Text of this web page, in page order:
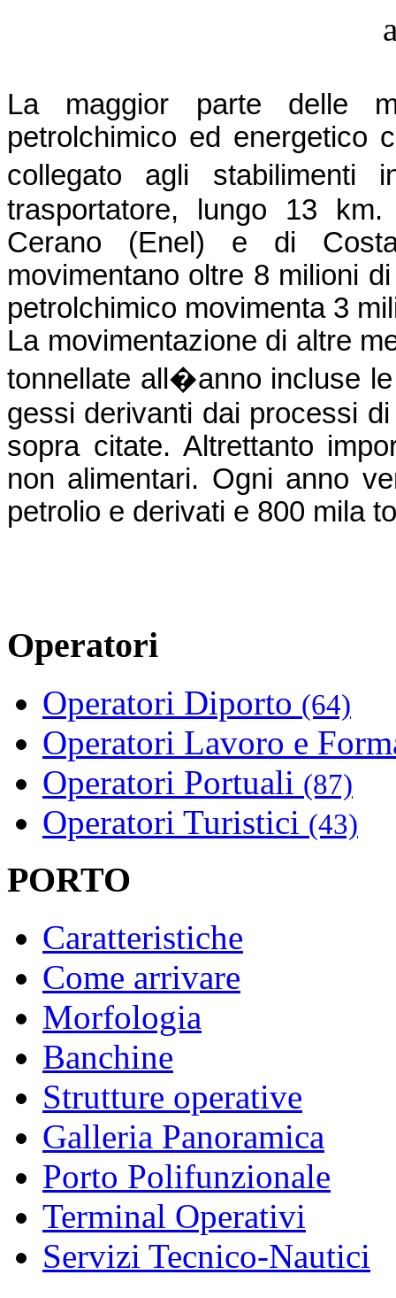
La maggior parte delle
petrolchimico ed energetico
collegato agli
trasportatore, lungo 13
Cerano (Enel) e di
movimentano oltre 8 milioni
petrolchimico movimenta 3
La movimentazione di altre
tonnellate all�anno incluse
gessi derivanti dai processi
sopra citate. Altrettanto
non alimentari. Ogni anno
petrolio e derivati e 800 mila
Operatori
Operatori Diporto (64)
Operatori Lavoro e
Operatori Portuali (87)
Operatori Turistici (43)
PORTO
Caratteristiche
Come arrivare
Morfologia
Banchine
Strutture operative
Galleria Panoramica
Porto Polifunzionale
Terminal Operativi
Servizi Tecnico-Nautici